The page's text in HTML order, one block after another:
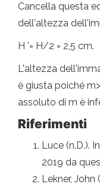
Cancella questa
dell'altezza
H '= H/2 = 2,5 cm.
L'altezza
è giusta poiché
assoluto di m è
Riferimenti
Luce (n.D.).
2019 da
Lekner, John